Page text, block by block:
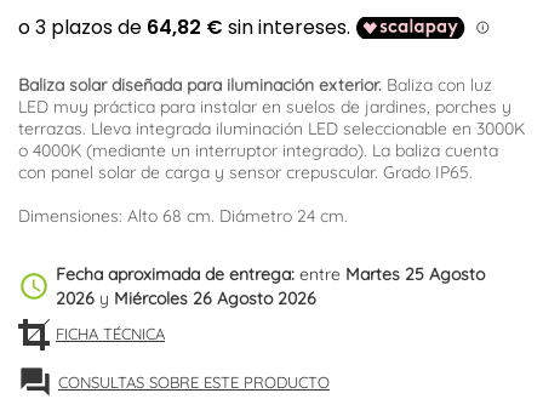
Baliza solar diseñada para iluminación exterior. Baliza con luz
LED muy práctica para instalar en suelos de jardines, porches y
terrazas. Lleva integrada iluminación LED seleccionable en 3000K
o 4000K (mediante un interruptor integrado). La baliza cuenta
con panel solar de carga y sensor crepuscular. Grado IP65.
Dimensiones: Alto 68 cm. Diámetro 24 cm.
schedule Fecha aproximada de entrega: entre Martes 25 Agosto
2026 y Miércoles 26 Agosto 2026
FICHA TÉCNICA
forum CONSULTAS SOBRE ESTE PRODUCTO